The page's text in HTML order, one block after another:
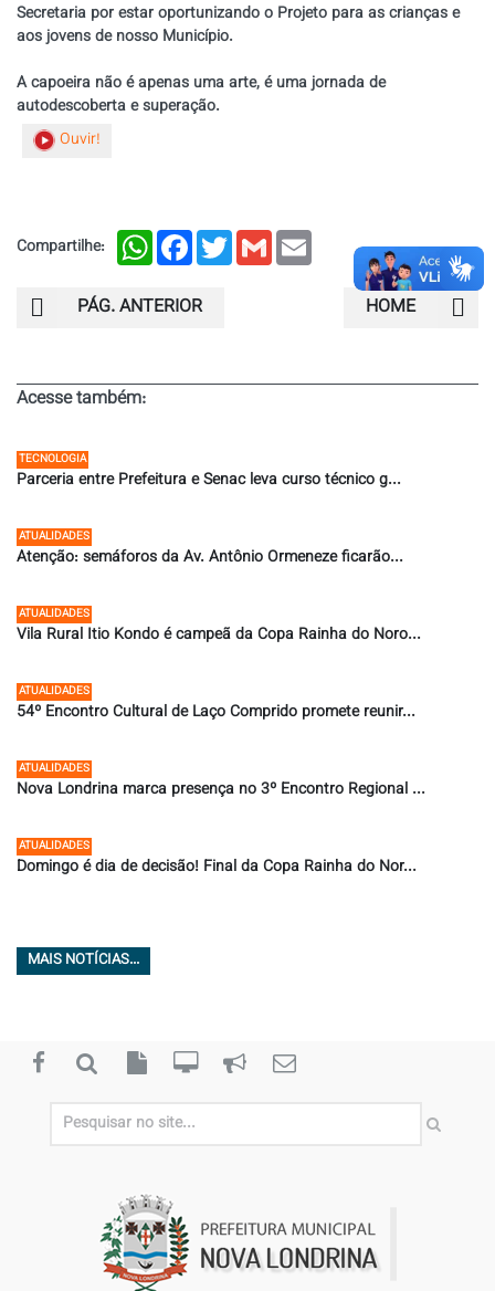
Secretaria por estar oportunizando o Projeto para as crianças e
aos jovens de nosso Município.
A capoeira não é apenas uma arte, é uma jornada de
autodescoberta e superação.
Ouvir!
Compartilhe: WhatsAppFacebookTwitterGmail
PÁG. ANTERIOR HOME
Acesse também:
TECNOLOGIA
Parceria entre Prefeitura e Senac leva curso técnico g...
ATUALIDADES
Atenção: semáforos da Av. Antônio Ormeneze ficarão...
ATUALIDADES
Vila Rural Itio Kondo é campeã da Copa Rainha do Noro...
ATUALIDADES
54º Encontro Cultural de Laço Comprido promete reunir...
ATUALIDADES
Nova Londrina marca presença no 3º Encontro Regional ...
ATUALIDADES
Domingo é dia de decisão! Final da Copa Rainha do Nor...
MAIS NOTÍCIAS...